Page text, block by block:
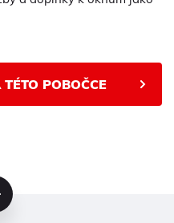
POBOČCE